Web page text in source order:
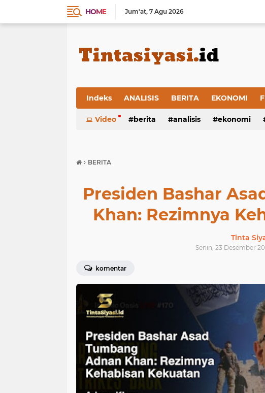
HOME Jum'at 7 Agu 2026
Indeks ANALISIS BERITA EKONOMI
Video berita analisis ekonomi
› BERITA
Presiden Bashar
Khan: Rezimnya
Tinta
Senin, 23 Desember
komentar